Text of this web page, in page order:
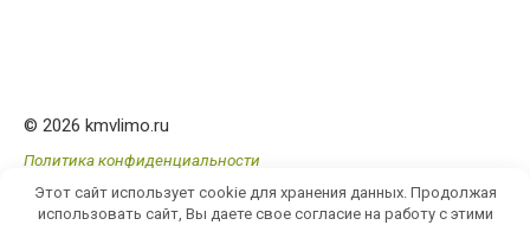
© 2026 kmvlimo.ru
Политика конфиденциальности
Этот сайт использует cookie для хранения данных. Продолжая
использовать сайт, Вы даете свое согласие на работу с этими